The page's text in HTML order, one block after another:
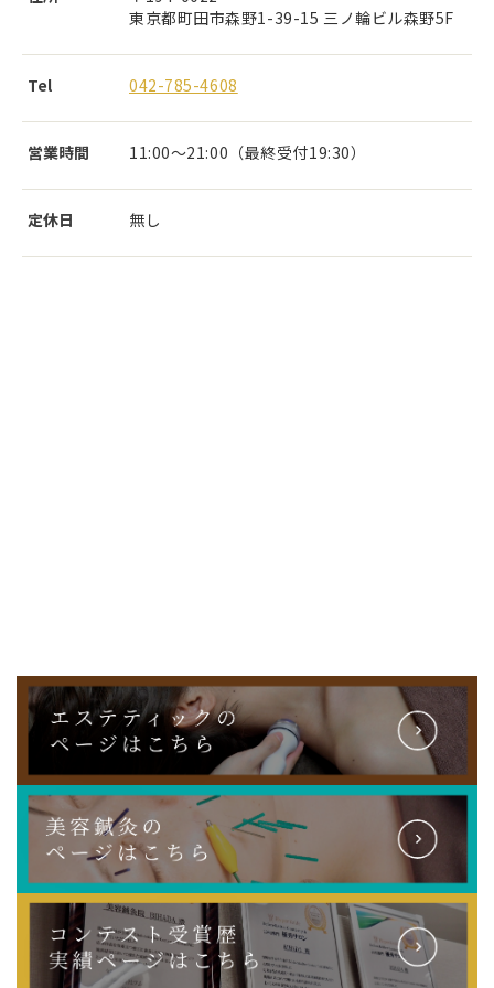
東京都町田市森野1-39-15 三ノ輪ビル森野5F
Tel 042-785-4608
営業時間 11:00～21:00（最終受付19:30）
定休日 無し